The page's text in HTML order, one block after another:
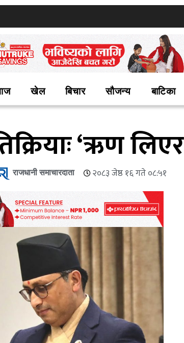
खेल बिचार सौजन्य बाटिका
‘ऋण
राजधानी समाचारदाता २०८३ जेष्ठ १६ गते ०८:५१